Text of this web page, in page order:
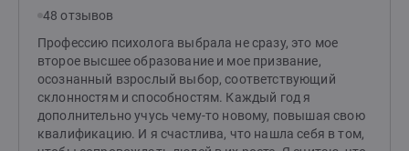
отношениями, конфликты, обидыПовторяющиеся
отношенийЛюбовная зависимость (утрата себя
в отношениях)Расставание, измена
партнераСложности в проявлении внимания, заботы,
любви к партнеру или детям* Сексологические
вопросыМы перестали хотеть друг другаПроблемы с
эрекцией, ожидание неудачиБыстро заканчиваюНет
48 отзывов
Профессию психолога выбрала не сразу, это мое
второе высшее образование и мое призвание,
осознанный взрослый выбор, соответствующий
склонностям и способностям. Каждый год я
дополнительно учусь чему-то новому, повышая свою
квалификацию. И я счастлива, что нашла себя в том,